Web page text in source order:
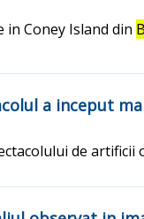
Coney Island din
a inceput
de